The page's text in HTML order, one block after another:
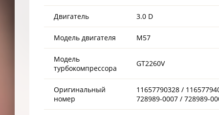
Двигатель 3.0 D
Модель двигателя M57
Модель
турбокомпрессора
GT2260V
Оригинальный
номер
11657790328 /
728989-0007 / 728989-